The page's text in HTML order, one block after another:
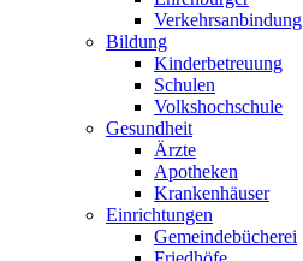
Verkehrsanbindung
Bildung
Kinderbetreuung
Schulen
Volkshochschule
Gesundheit
Ärzte
Apotheken
Krankenhäuser
Einrichtungen
Gemeindebücherei